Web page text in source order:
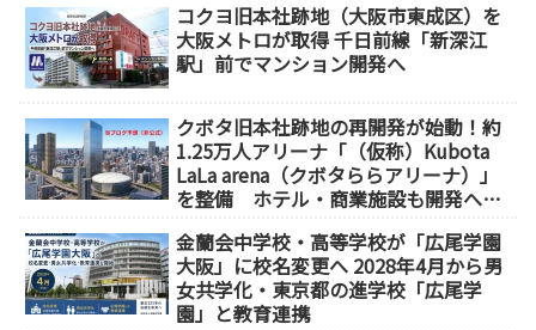
コクヨ旧本社跡地（大阪市東成区）を
大阪メトロが取得 千日前線「新深江
駅」前でマンション開発へ
クボタ旧本社跡地の再開発が始動！約
1.25万人アリーナ「（仮称）Kubota
LaLa arena（クボタららアリーナ）」
を整備 ホテル・商業施設も開発へ
金蘭会中学校・高等学校が「広尾学園
大阪」に校名変更へ 2028年4月から男
女共学化・東京都の進学校「広尾学
園」と教育連携